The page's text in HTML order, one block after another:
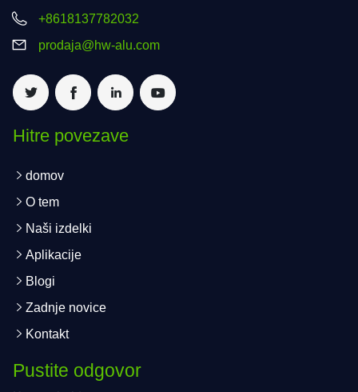
+8618137782032
prodaja@hw-alu.com
Hitre povezave
domov
O tem
Naši izdelki
Aplikacije
Blogi
Zadnje novice
Kontakt
Pustite odgovor